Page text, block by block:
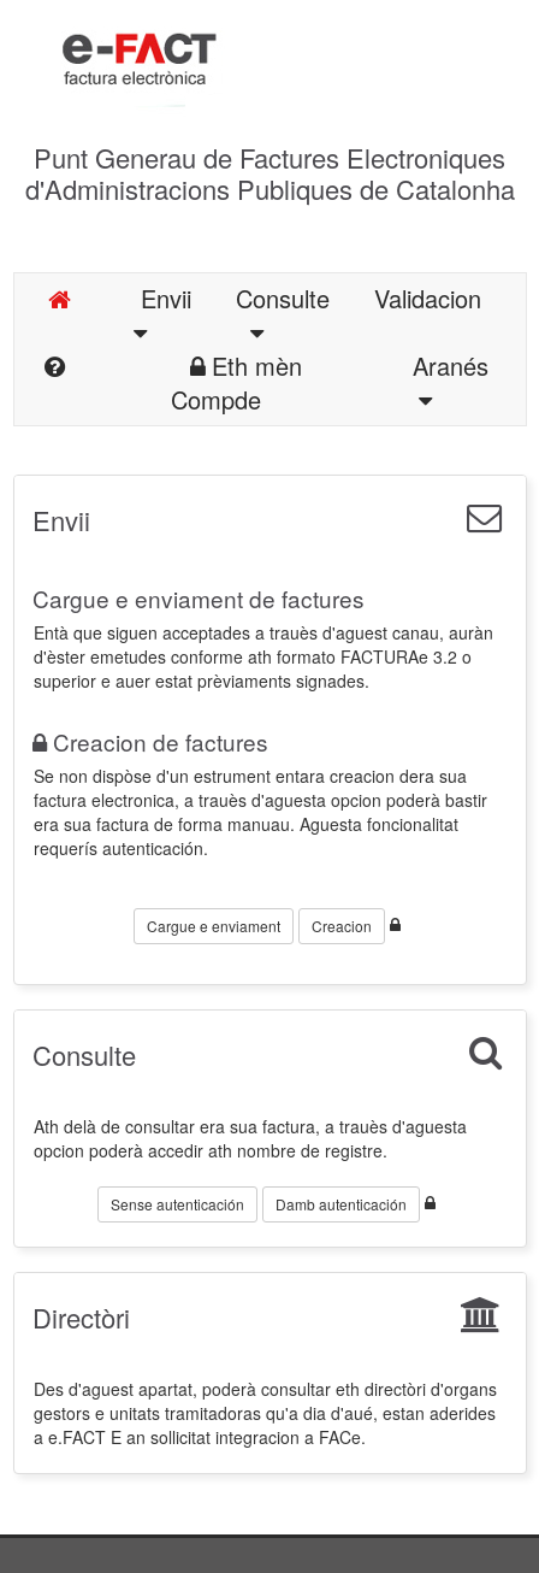
Punt Generau de Factures Electroniques
d'Administracions Publiques de Catalonha
Envii Consulte
Validacion
Eth mèn
Compde
Aranés
Envii
Cargue e enviament de factures
Entà que siguen acceptades a trauès d'aguest canau, auràn
d'èster emetudes conforme ath formato FACTURAe 3.2 o
superior e auer estat prèviaments signades.
Creacion de factures
Se non dispòse d'un estrument entara creacion dera sua
factura electronica, a trauès d'aguesta opcion poderà bastir
era sua factura de forma manuau. Aguesta foncionalitat
requerís autenticación.
Cargue e enviament Creacion
Consulte
Ath delà de consultar era sua factura, a trauès d'aguesta
opcion poderà accedir ath nombre de registre.
Sense autenticación Damb autenticación
Directòri
Des d'aguest apartat, poderà consultar eth directòri d'organs
gestors e unitats tramitadoras qu'a dia d'aué, estan aderides
a e.FACT E an sollicitat integracion a FACe.